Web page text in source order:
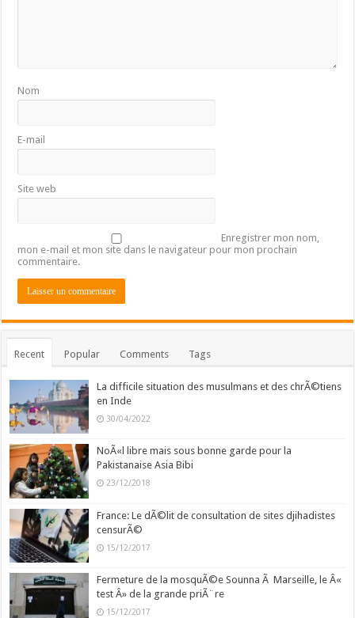
Nom
E-mail
Site web
Enregistrer mon nom,
mon e-mail et mon site dans le navigateur pour mon prochain
commentaire.
Recent Popular Comments Tags
La difficile situation des musulmans et des chrÃ©tiens
en Inde
30/04/2022
NoÃ«l libre mais sous bonne garde pour la
Pakistanaise Asia Bibi
23/12/2018
France: Le dÃ©lit de consultation de sites djihadistes
censurÃ©
15/12/2017
Fermeture de la mosquÃ©e Sounna Ã Marseille, le Â«
test Â» de la grande priÃ¨re
15/12/2017